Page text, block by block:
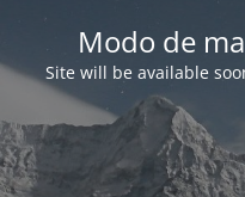
Modo de
Site will be available